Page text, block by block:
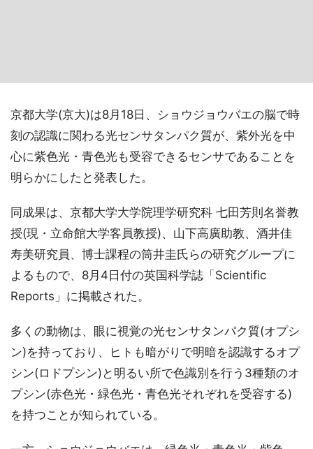
京都大学(京大)は8月18日、ショウジョウバエの脳で時
刻の認識に関わる光センサタンパク質が、紫外光を中
心に紫色光・青色光も受容できるセンサであることを
明らかにしたと発表した。
同成果は、京都大学大学院理学研究科 七田芳則名誉教
授(現・立命館大学客員教授)、山下高廣助教、酒井佳
寿美研究員、博士課程の筒井圭氏らの研究グループに
よるもので、8月4日付の英国科学誌「Scientific
Reports」に掲載された。
多くの動物は、眼に視覚の光センサタンパク質(オプシ
ン)を持っており、ヒトも暗がりで明暗を認識するオプ
シン(ロドプシン)と明るい所で色識別を行う3種類のオ
プシン(赤色光・緑色光・青色光それぞれを受容する)
を持つことが知られている。